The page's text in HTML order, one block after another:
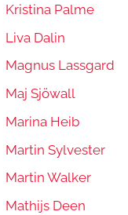
Kristina Palme
Liva Dalin
Magnus Lassgard
Maj Sjöwall
Marina Heib
Martin Sylvester
Martin Walker
Mathijs Deen